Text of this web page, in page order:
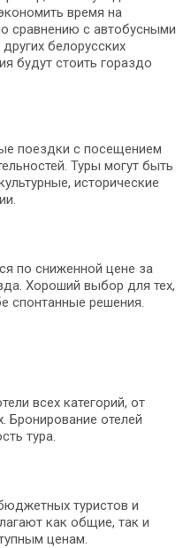
время на
сравнению с автобусными
белорусских
будут стоить гораздо
поездки с посещением
Туры могут быть
исторические
по сниженной цене за
Хороший выбор для тех,
спонтанные решения.
всех категорий, от
отелей
тура.
туристов и
как общие, так и
ценам.